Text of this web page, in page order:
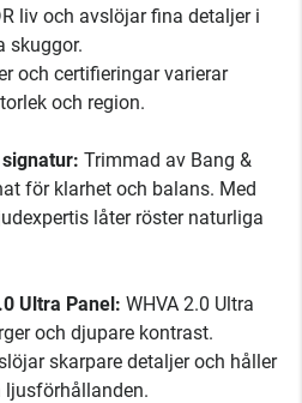
liv och avslöjar fina detaljer i
skuggor.
och certifieringar varierar
och region.
Trimmad av Bang &
för klarhet och balans. Med
låter röster naturliga
Ultra Panel: WHVA 2.0 Ultra
och djupare kontrast.
skarpare detaljer och håller
ljusförhållanden.